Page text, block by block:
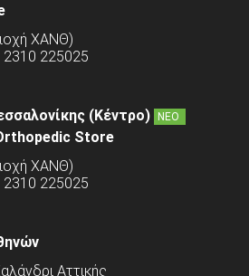
ΧΑΝΘ)
2310 225025
(Κέντρο) ΝΕΟ
Store
ΧΑΝΘ)
2310 225025
Αττικής